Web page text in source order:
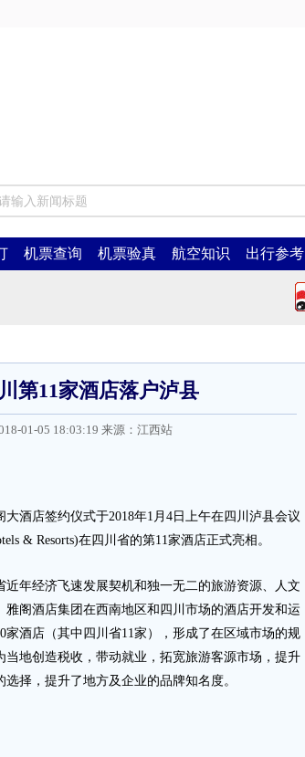
机票查询 机票验真 航空知识 出行参考
第11家酒店落户泸县​
01-05 18:03:19 来源： 江西站
酒店签约仪式于2018年1月4日上午在四川泸县会议
& Resorts)在四川省的第11家酒店正式亮相。
年经济飞速发展契机和独一无二的旅游资源、人文
阁酒店集团在西南地区和四川市场的酒店开发和运
酒店（其中四川省11家），形成了在区域市场的规
地创造税收，带动就业，拓宽旅游客源市场，提升
择，提升了地方及企业的品牌知名度。